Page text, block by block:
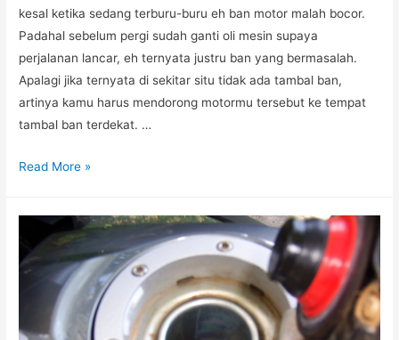
kesal ketika sedang terburu-buru eh ban motor malah bocor.
Padahal sebelum pergi sudah ganti oli mesin supaya
perjalanan lancar, eh ternyata justru ban yang bermasalah.
Apalagi jika ternyata di sekitar situ tidak ada tambal ban,
artinya kamu harus mendorong motormu tersebut ke tempat
tambal ban terdekat. …
Kok
Sering
Bocor,
ya?
Read More »